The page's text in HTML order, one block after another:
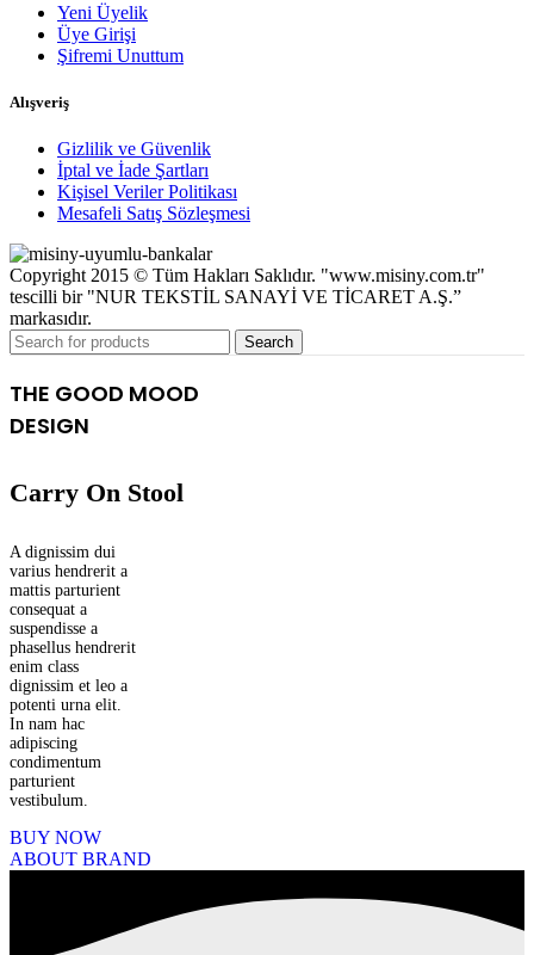
Yeni Üyelik
Üye Girişi
Şifremi Unuttum
Alışveriş
Gizlilik ve Güvenlik
İptal ve İade Şartları
Kişisel Veriler Politikası
Mesafeli Satış Sözleşmesi
Copyright 2015 © Tüm Hakları Saklıdır. "www.misiny.com.tr"
tescilli bir "NUR TEKSTİL SANAYİ VE TİCARET A.Ş.”
markasıdır.
Search
THE GOOD MOOD
DESIGN
Carry On Stool
A dignissim dui
varius hendrerit a
mattis parturient
consequat a
suspendisse a
phasellus hendrerit
enim class
dignissim et leo a
potenti urna elit.
In nam hac
adipiscing
condimentum
parturient
vestibulum.
BUY NOW
ABOUT BRAND